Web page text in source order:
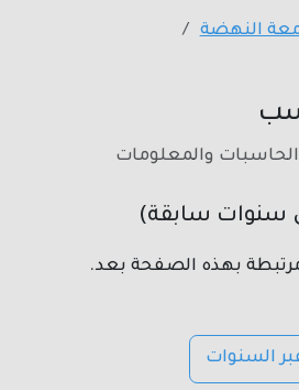
النهضة
والمعلومات
سنوات سابقة)
بهذه الصفحة بعد.
السنوات